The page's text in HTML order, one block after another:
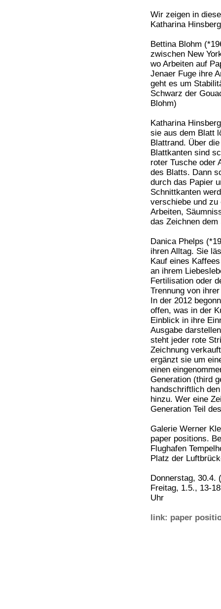
Wir zeigen in
Katharina
Bettina Blohm
zwischen New
wo Arbeiten auf
Jenaer Fuge ihre
geht es um
Schwarz der
Blohm)
Katharina
sie aus dem Blatt
Blattrand. Über
Blattkanten sind
roter Tusche oder
des Blatts. Dann
durch das Papier
Schnittkanten
verschiebe und zu
Arbeiten,
das Zeichnen dem
Danica Phelps
ihren Alltag. Sie
Kauf eines
an ihrem
Fertilisation oder
Trennung von
In der 2012
offen, was in der
Einblick in ihre
Ausgabe
steht jeder rote
Zeichnung
ergänzt sie um
einen
Generation (third
handschriftlich
hinzu. Wer eine
Generation Teil
Galerie Werner
paper positions.
Flughafen
Platz der
Donnerstag, 30.4.
Freitag, 1.5., 13-
Uhr
link: paper